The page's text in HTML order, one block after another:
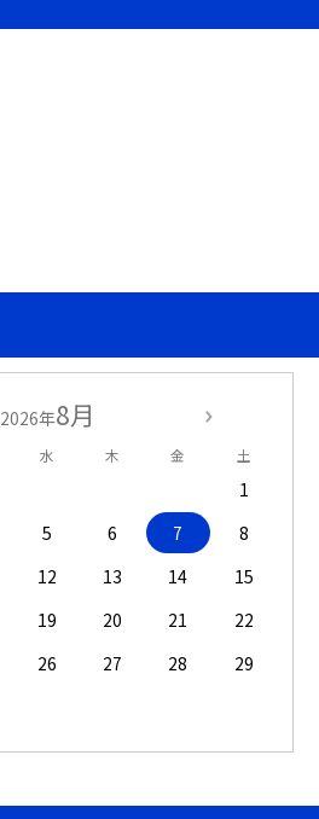
2026年8月
水 木 金 土
1
5 6 7
8
12 13 14
15
19 20 21
22
26 27 28
29